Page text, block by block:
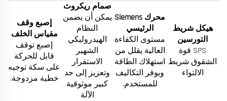
هيكل شريط
التورسين
SPS قوة
الشقوق شريط
الالتواء
محرك Siemens
الرئيسي
مستوى الكفاءة
العالية يقلل من
استهلاك الطاقة
ويوفر التكاليف
للمستخدم.
صمام ريكروث
يمكن أن يضمن
النظام
الهيدروليكي
الشهير
الاستقرار
وتعزيز إلى حد
كبير موثوقية
الآلة
إصبع وقف
مقياس الخلف
إصبع توقف
قابل للحركة
على سكة توجيه
خطية مزدوجة.